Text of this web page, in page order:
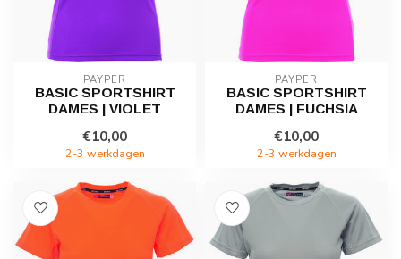
PAYPER
BASIC SPORTSHIRT
DAMES | VIOLET
€10,00
2-3 werkdagen
PAYPER
BASIC SPORTSHIRT
DAMES | FUCHSIA
€10,00
2-3 werkdagen